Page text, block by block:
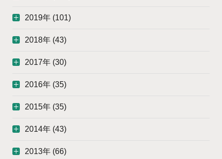
2019年 (101)
2018年 (43)
2017年 (30)
2016年 (35)
2015年 (35)
2014年 (43)
2013年 (66)